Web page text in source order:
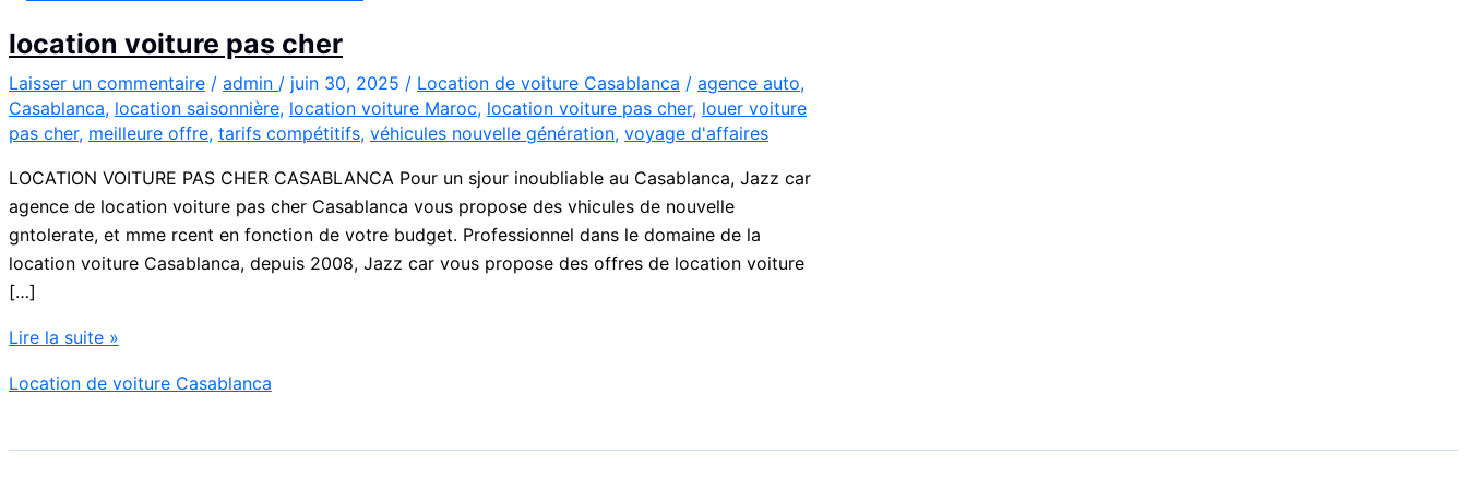
location voiture pas cher
Laisser un commentaire / admin / juin 30, 2025 / Location de voiture Casablanca / agence auto,
Casablanca, location saisonnière, location voiture Maroc, location voiture pas cher, louer voiture
pas cher, meilleure offre, tarifs compétitifs, véhicules nouvelle génération, voyage d'affaires
LOCATION VOITURE PAS CHER CASABLANCA Pour un sjour inoubliable au Casablanca, Jazz car
agence de location voiture pas cher Casablanca vous propose des vhicules de nouvelle
gntolerate, et mme rcent en fonction de votre budget. Professionnel dans le domaine de la
location voiture Casablanca, depuis 2008, Jazz car vous propose des offres de location voiture
[…]
location
pas
Lire la suite »
Location de voiture Casablanca